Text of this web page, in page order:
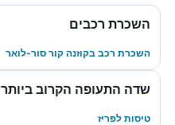
השכרת רכבים
השכרת רכב בקוזנה קור סור-לואר
שדה התעופה הקרוב ביותר
טיסות לפריז